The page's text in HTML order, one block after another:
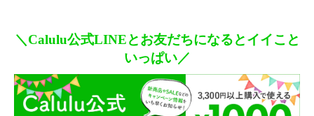
＼Calulu公式LINEとお友だちになるとイイこと
いっぱい／